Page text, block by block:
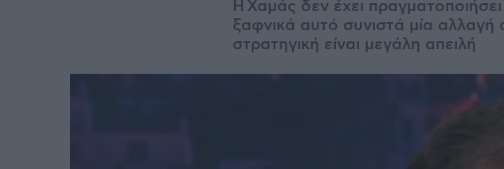
H Χαμάς δεν έχει
ξαφνικά αυτό συνιστά μία αλλαγή
στρατηγική είναι μεγάλη απειλή